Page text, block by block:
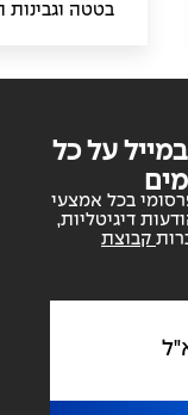
בטטה
ארוחה, בין אם
הנהדר עוטפים
תוצרת בית,
הטעם ובעיקר
על כל
בכל אמצעי
דיגיטליות,
קבוצת